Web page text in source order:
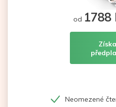
od 1788
Neomezené